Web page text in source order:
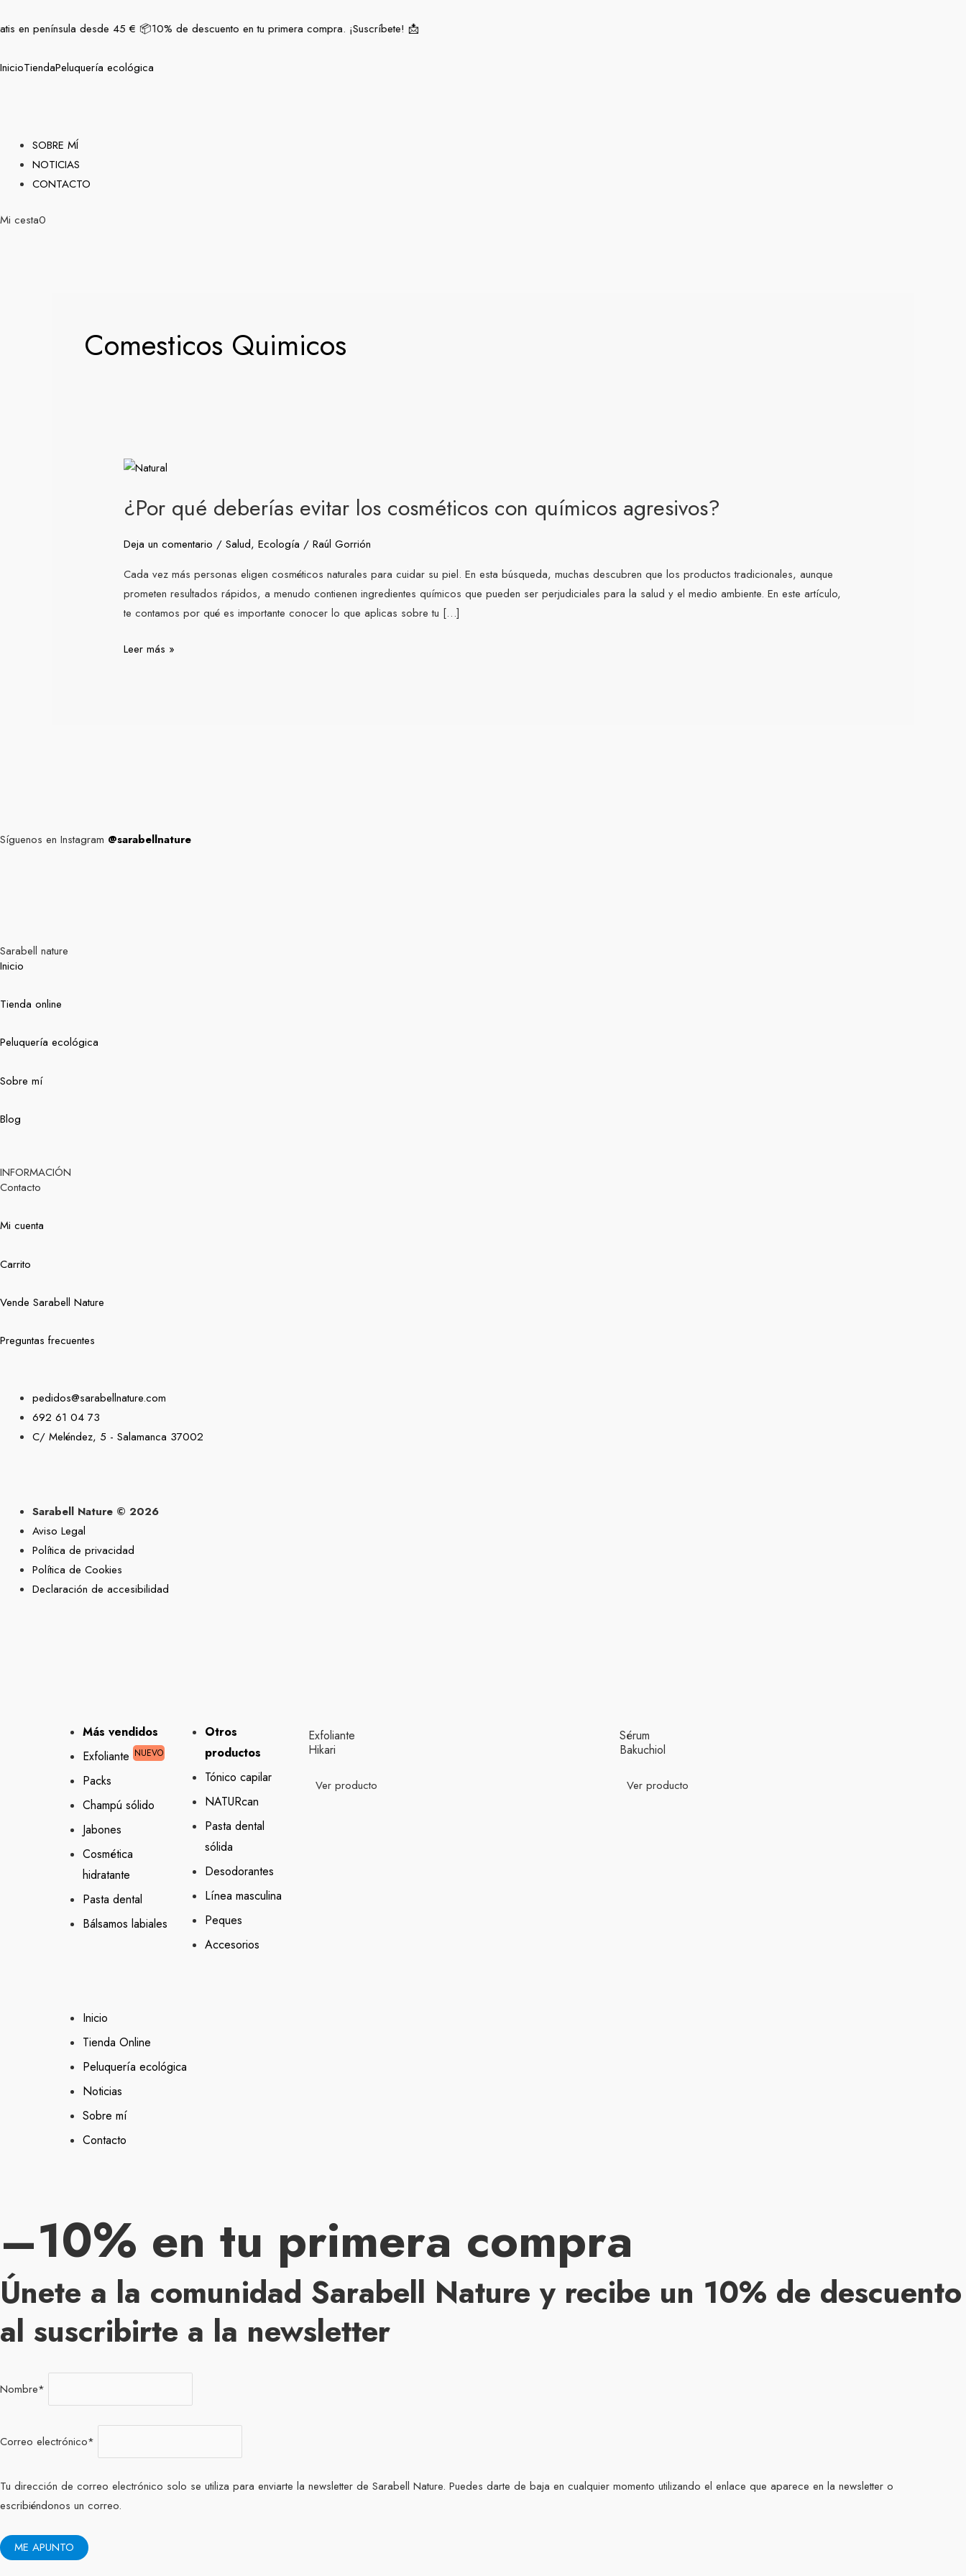
al
en península desde 45 € 📦10% de descuento en tu primera compra. ¡Suscríbete! 📩​
InicioTiendaPeluquería ecológica
SOBRE MÍ
NOTICIAS
CONTACTO
Mi cesta0
Comesticos Quimicos
¿Por qué deberías evitar los cosméticos con químicos agresivos?
Deja un comentario /Salud,Ecología /Raúl Gorrión
Cada vez más personas eligen cosméticos naturales para cuidar su piel. En esta búsqueda, muchas descubren que los productos tradicionales, aunque
prometen resultados rápidos, a menudo contienen ingredientes químicos que pueden ser perjudiciales para la salud y el medio ambiente. En este artículo,
te contamos por qué es importante conocer lo que aplicas sobre tu […]
¿Por
deberías
los
con
químicos
agresivos?
Leer más »
Síguenos en Instagram @sarabellnature
Sarabell nature
Inicio
Tienda online
Peluquería ecológica
Sobre mí
Blog
INFORMACIÓN
Contacto
Mi cuenta
Carrito
Vende Sarabell Nature
Preguntas frecuentes
pedidos@sarabellnature.com
692 61 04 73
C/ Meléndez, 5 - Salamanca 37002
Sarabell Nature © 2026
Aviso Legal
Política de privacidad
Política de Cookies
Declaración de accesibilidad
Más vendidos
Exfoliante NUEVO
Packs
Champú sólido
Jabones
Cosmética
hidratante
Pasta dental
Bálsamos labiales
Otros
productos
Tónico capilar
NATURcan
Pasta dental
sólida
Desodorantes
Línea masculina
Peques
Accesorios
Exfoliante
Hikari
Ver producto
Sérum
Bakuchiol
Ver producto
Inicio
Tienda Online
Peluquería ecológica
Noticias
Sobre mí
Contacto
–10% en tu primera compra
Únete a la comunidad Sarabell Nature y recibe un 10% de descuento
al suscribirte a la newsletter
Nombre*
Correo electrónico*
Tu dirección de correo electrónico solo se utiliza para enviarte la newsletter de Sarabell Nature. Puedes darte de baja en cualquier momento utilizando el enlace que aparece en la newsletter o
escribiéndonos un correo.